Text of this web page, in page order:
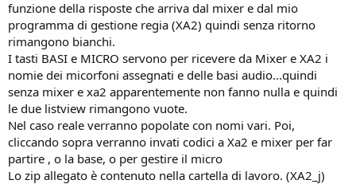
funzione della risposte che arriva dal mixer e dal mio
programma di gestione regia (XA2) quindi senza ritorno
rimangono bianchi.
I tasti BASI e MICRO servono per ricevere da Mixer e XA2 i
nomie dei micorfoni assegnati e delle basi audio...quindi
senza mixer e xa2 apparentemente non fanno nulla e quindi
le due listview rimangono vuote.
Nel caso reale verranno popolate con nomi vari. Poi,
cliccando sopra verranno invati codici a Xa2 e mixer per far
partire , o la base, o per gestire il micro
Lo zip allegato è contenuto nella cartella di lavoro. (XA2_j)